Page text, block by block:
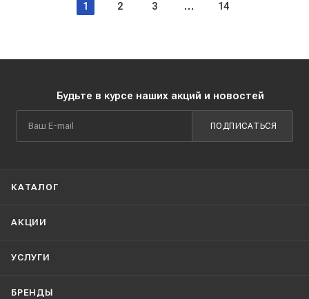
1 2 3 14
Будьте в курсе наших акций и новостей
ПОДПИСАТЬСЯ
КАТАЛОГ
АКЦИИ
УСЛУГИ
БРЕНДЫ